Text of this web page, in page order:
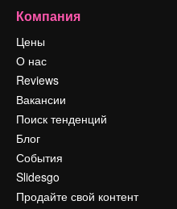
Компания
Цены
О нас
Reviews
Вакансии
Поиск тенденций
Блог
События
Slidesgo
Продайте свой контент